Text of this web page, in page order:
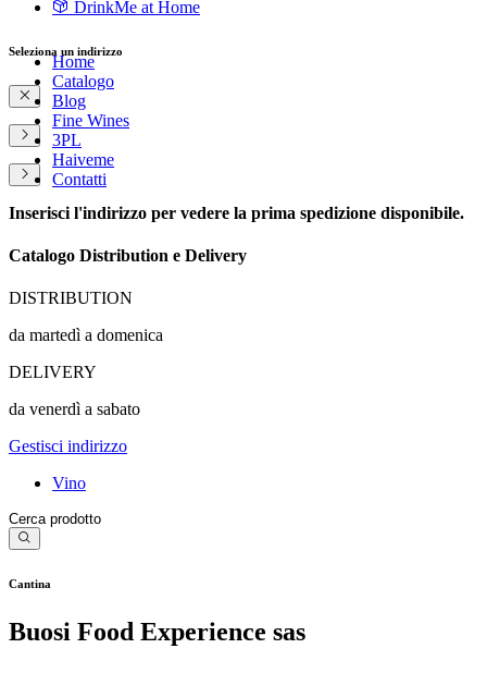
DrinkMe at Home
Home
Catalogo
Blog
Fine Wines
3PL
Haiveme
Contatti
Seleziona un indirizzo
Inserisci l'indirizzo per vedere la prima spedizione disponibile.
Catalogo Distribution e Delivery
DISTRIBUTION
da martedì a domenica
DELIVERY
da venerdì a sabato
Gestisci indirizzo
Vino
Cantina
Buosi Food Experience sas